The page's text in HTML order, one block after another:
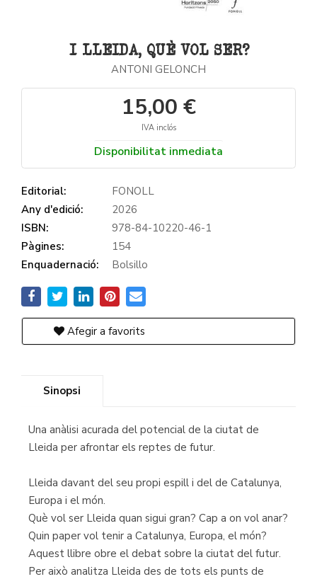
I LLEIDA, QUÈ VOL SER?
ANTONI GELONCH
15,00 €
IVA inclós
Disponibilitat inmediata
Editorial:
FONOLL
Any d'edició:
2026
ISBN:
978-84-10220-46-1
Pàgines:
154
Enquadernació:
Bolsillo
Afegir a favorits
Sinopsi
Una anàlisi acurada del potencial de la ciutat de
Lleida per afrontar els reptes de futur.
Lleida davant del seu propi espill i del de Catalunya,
Europa i el món.
Què vol ser Lleida quan sigui gran? Cap a on vol anar?
Quin paper vol tenir a Catalunya, Europa, el món?
Aquest llibre obre el debat sobre la ciutat del futur.
Per això analitza Lleida des de tots els punts de